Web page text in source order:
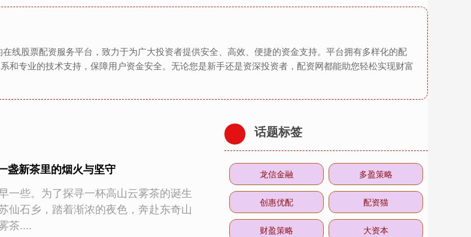
线股票配资服务平台，致力于为广大投资者提供安全、高效、便捷的资金支持。平台拥有多样化的配
和专业的技术支持，保障用户资金安全。无论您是新手还是资深投资者，配资网都能助您轻松实现财富
盏新茶里的烟火与坚守
一些。为了探寻一杯高山云雾茶的诞生
仙石乡，踏着渐浓的夜色，奔赴东奇山
茶....
话题标签
龙信金融 多盈策略
创惠优配 配资猫
财盈策略 大资本